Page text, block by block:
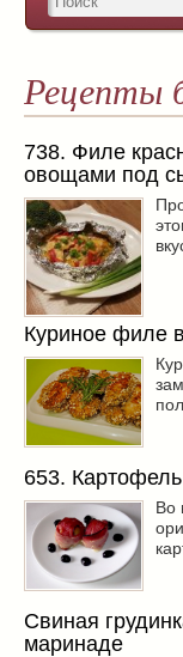
Рецепты
738. Филе
овощами под
Куриное филе
653.
Во
Свиная
маринаде